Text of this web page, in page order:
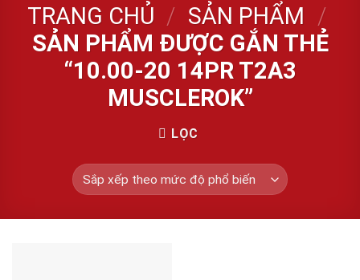
TRANG CHỦ / SẢN PHẨM /
SẢN PHẨM ĐƯỢC GẮN THẺ
“10.00-20 14PR T2A3
MUSCLEROK”
LỌC